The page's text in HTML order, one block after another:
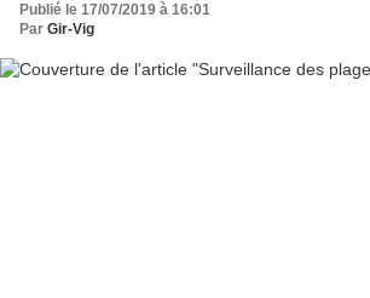
Publié le 17/07/2019 à 16:01
Par Gir-Vig